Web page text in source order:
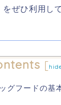
をぜひ利用し
[
グフードの基